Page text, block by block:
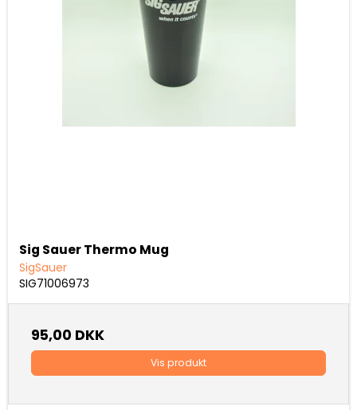
Sig Sauer Thermo Mug
SigSauer
SIG71006973
95,00 DKK
Vis produkt